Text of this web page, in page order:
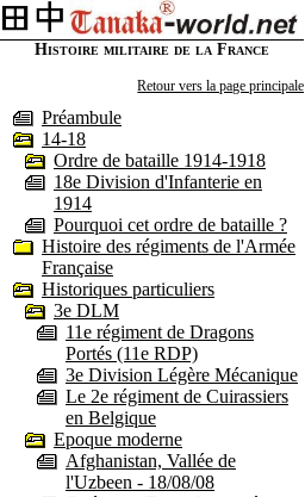
Histoire militaire de la France
Retour vers la page principale
Préambule
14-18
Ordre de bataille 1914-1918
18e Division d'Infanterie en
1914
Pourquoi cet ordre de bataille ?
Histoire des régiments de l'Armée
Française
Historiques particuliers
3e DLM
11e régiment de Dragons
Portés (11e RDP)
3e Division Légère Mécanique
Le 2e régiment de Cuirassiers
en Belgique
Epoque moderne
Afghanistan, Vallée de
l'Uzbeen - 18/08/08